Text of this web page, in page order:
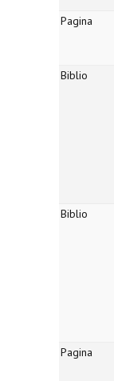
Pagina
Biblio
Biblio
Pagina